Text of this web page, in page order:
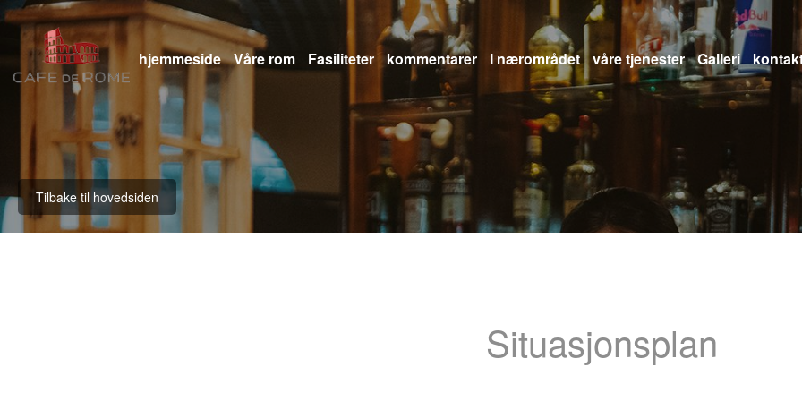
hjemmeside Våre rom Fasiliteter kommentarer I nærområdet våre tjenester Galleri
Tilbake til hovedsiden
Situasjonsplan